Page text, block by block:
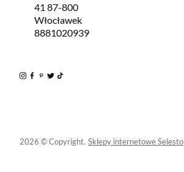
41 87-800
Włocławek
8881020939
2026 © Copyright. Sklepy internetowe Selesto